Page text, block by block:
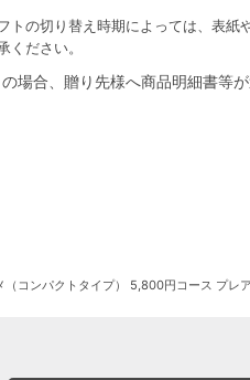
トの切り替え時期によっては、表紙
ください。
場合、贈り先様へ商品明細書等
（コンパクトタイプ） 5,800円コース プレ